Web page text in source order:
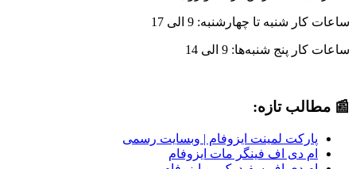
ساعات کار شنبه تا چهارشنبه: 9 الی 17
ساعات کار پنج شنبه‌ها: 9 الی 14
📰 مطالب تازه:
پارکت لمینت ایزوفام | وبسایت رسمی
ام دی اف فینگر مات ایزوفام